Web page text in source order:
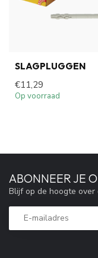
SLAGPLUGGEN
€11,29
Op voorraad
ABONNEER JE
Blijf op de hoogte